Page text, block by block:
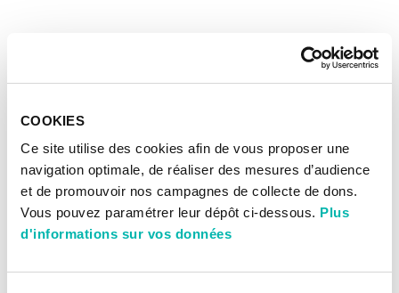
COOKIES
Ce site utilise des cookies afin de vous proposer une
navigation optimale, de réaliser des mesures d’audience
et de promouvoir nos campagnes de collecte de dons.
Vous pouvez paramétrer leur dépôt ci-dessous. Plus
d'informations sur vos données